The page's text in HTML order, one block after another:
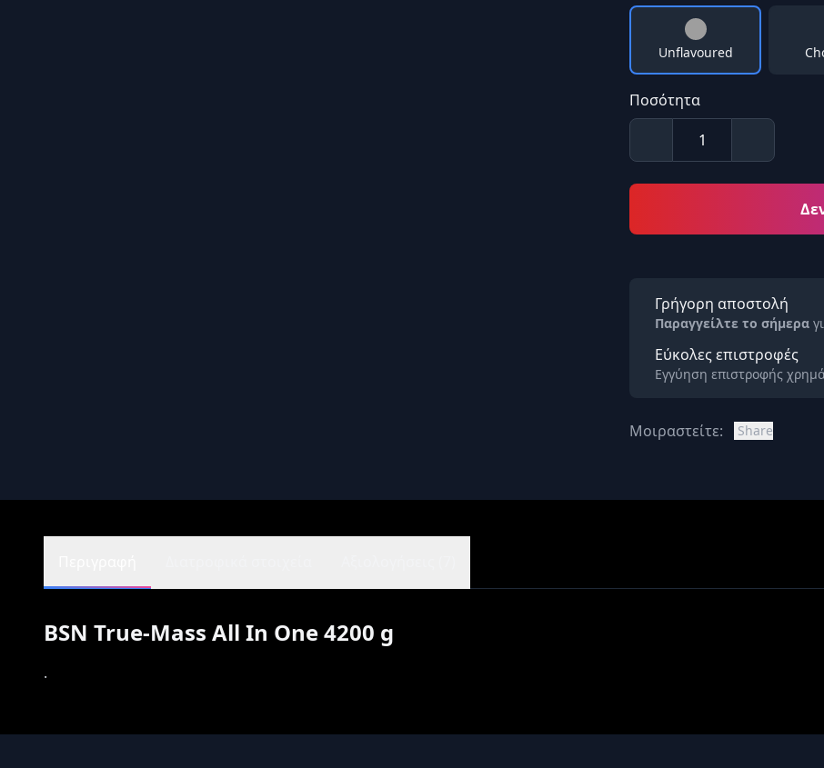
Unflavoured
Ποσότητα
Γρήγορη αποστολή
Παραγγείλτε το σήμερα
Εύκολες επιστροφές
Εγγύηση επιστροφής
Μοιραστείτε: Share
BSN True-Mass All In One 4200 g
.